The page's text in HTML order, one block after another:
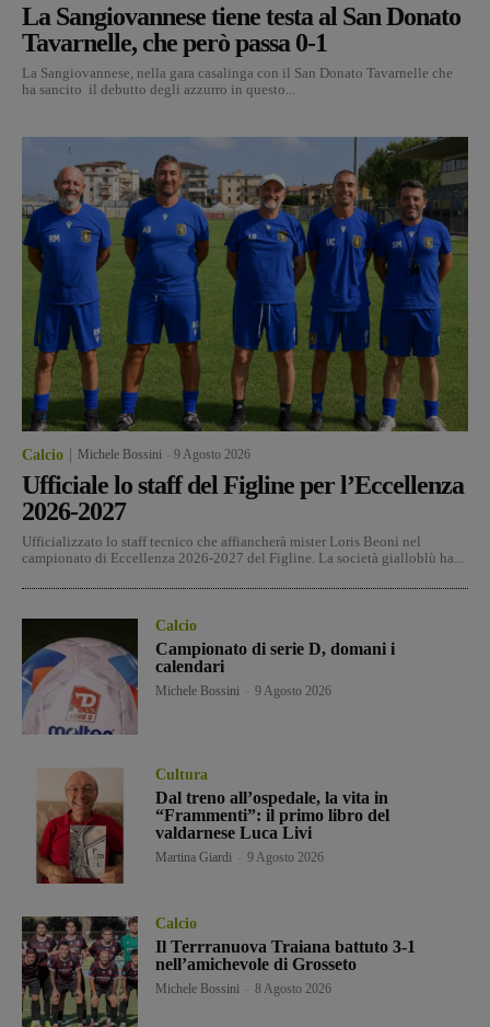
La Sangiovannese tiene testa al San Donato
Tavarnelle, che però passa 0-1
La Sangiovannese, nella gara casalinga con il San Donato Tavarnelle che
ha sancito il debutto degli azzurro in questo...
Calcio Michele Bossini 9 Agosto 2026
Ufficiale lo staff del Figline per l’Eccellenza
2026-2027
Ufficializzato lo staff tecnico che affiancherà mister Loris Beoni nel
campionato di Eccellenza 2026-2027 del Figline. La società gialloblù ha...
Calcio
Campionato di serie D, domani i
calendari
Michele Bossini 9 Agosto 2026
Cultura
Dal treno all’ospedale, la vita in
“Frammenti”: il primo libro del
valdarnese Luca Livi
Martina Giardi 9 Agosto 2026
Calcio
Il Terrranuova Traiana battuto 3-1
nell’amichevole di Grosseto
Michele Bossini 8 Agosto 2026